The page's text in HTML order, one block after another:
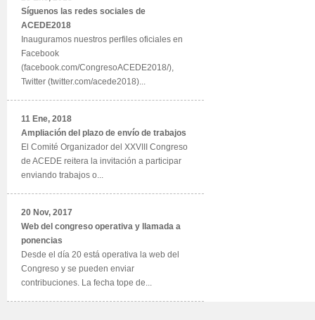
Síguenos las redes sociales de
ACEDE2018
Inauguramos nuestros perfiles oficiales en
Facebook
(facebook.com/CongresoACEDE2018/),
Twitter (twitter.com/acede2018)...
11 Ene, 2018
Ampliación del plazo de envío de trabajos
El Comité Organizador del XXVIII Congreso
de ACEDE reitera la invitación a participar
enviando trabajos o...
20 Nov, 2017
Web del congreso operativa y llamada a
ponencias
Desde el día 20 está operativa la web del
Congreso y se pueden enviar
contribuciones. La fecha tope de...